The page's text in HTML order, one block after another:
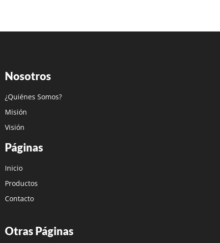
Nosotros
¿Quiénes Somos?
Misión
Visión
Páginas
Inicio
Productos
Contacto
Otras Páginas